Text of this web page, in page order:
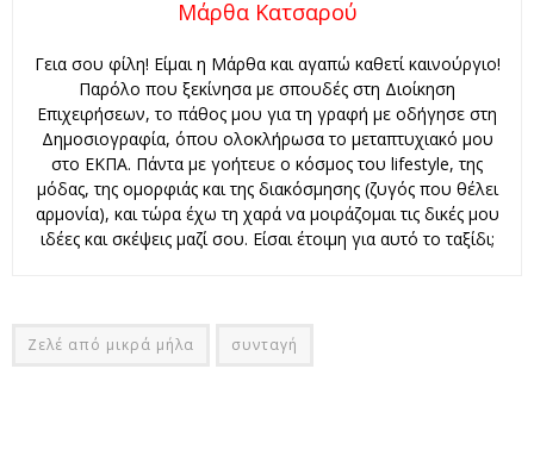
Μάρθα Κατσαρού
Γεια σου φίλη! Είμαι η Μάρθα και αγαπώ καθετί καινούργιο!
Παρόλο που ξεκίνησα με σπουδές στη Διοίκηση
Επιχειρήσεων, το πάθος μου για τη γραφή με οδήγησε στη
Δημοσιογραφία, όπου ολοκλήρωσα το μεταπτυχιακό μου
στο ΕΚΠΑ. Πάντα με γοήτευε ο κόσμος του lifestyle, της
μόδας, της ομορφιάς και της διακόσμησης (ζυγός που θέλει
αρμονία), και τώρα έχω τη χαρά να μοιράζομαι τις δικές μου
ιδέες και σκέψεις μαζί σου. Είσαι έτοιμη για αυτό το ταξίδι;
Ζελέ από μικρά μήλα συνταγή